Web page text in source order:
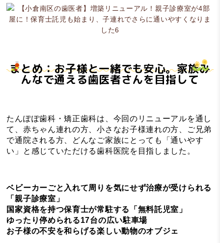
まとめ：お子様と一緒でも安心。家族み
んなで通える歯医者さんを目指して
たんぽぽ歯科・矯正歯科は、今回のリニューアルを通し
て、赤ちゃん連れの方、小さなお子様連れの方、ご兄弟
で通院される方、どんなご家族にとっても「通いやす
い」と感じていただける歯科医院を目指しました。
ベビーカーごと入れて周りを気にせず治療が受けられる
「親子診療室」
国家資格を持つ保育士が常駐する「無料託児室」
ゆったり停められる17台の広い駐車場
お子様の不安を和らげる楽しい動物のオブジェ